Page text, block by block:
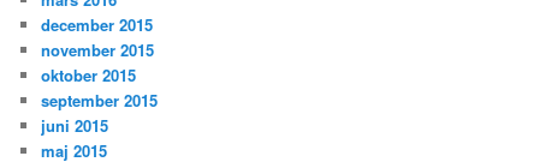
december 2015
november 2015
oktober 2015
september 2015
juni 2015
maj 2015